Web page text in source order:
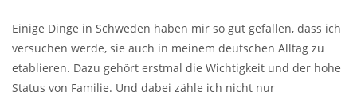
Einige Dinge in Schweden haben mir so gut gefallen, dass ich
versuchen werde, sie auch in meinem deutschen Alltag zu
etablieren. Dazu gehört erstmal die Wichtigkeit und der hohe
Status von Familie. Und dabei zähle ich nicht nur